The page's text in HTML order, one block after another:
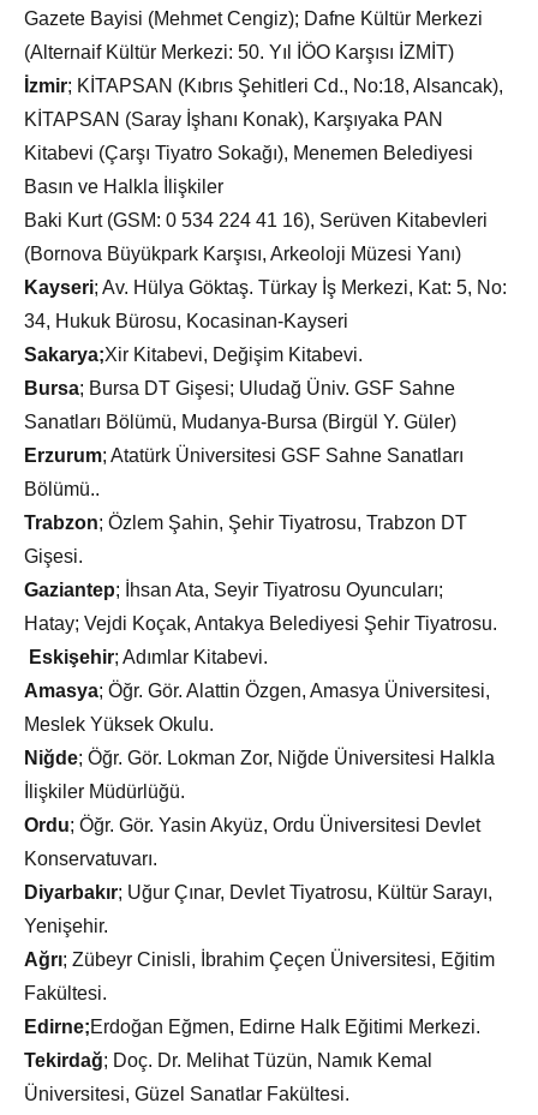
Gazete Bayisi (Mehmet Cengiz); Dafne Kültür Merkezi
(Alternaif Kültür Merkezi: 50. Yıl İÖO Karşısı İZMİT)
İzmir; KİTAPSAN (Kıbrıs Şehitleri Cd., No:18, Alsancak),
KİTAPSAN (Saray İşhanı Konak), Karşıyaka PAN
Kitabevi (Çarşı Tiyatro Sokağı), Menemen Belediyesi
Basın ve Halkla İlişkiler
Baki Kurt (GSM: 0 534 224 41 16), Serüven Kitabevleri
(Bornova Büyükpark Karşısı, Arkeoloji Müzesi Yanı)
Kayseri; Av. Hülya Göktaş. Türkay İş Merkezi, Kat: 5, No:
34, Hukuk Bürosu, Kocasinan-Kayseri
Sakarya;Xir Kitabevi, Değişim Kitabevi.
Bursa; Bursa DT Gişesi; Uludağ Üniv. GSF Sahne
Sanatları Bölümü, Mudanya-Bursa (Birgül Y. Güler)
Erzurum; Atatürk Üniversitesi GSF Sahne Sanatları
Bölümü..
Trabzon; Özlem Şahin, Şehir Tiyatrosu, Trabzon DT
Gişesi.
Gaziantep; İhsan Ata, Seyir Tiyatrosu Oyuncuları;
Hatay; Vejdi Koçak, Antakya Belediyesi Şehir Tiyatrosu.
Eskişehir; Adımlar Kitabevi.
Amasya; Öğr. Gör. Alattin Özgen, Amasya Üniversitesi,
Meslek Yüksek Okulu.
Niğde; Öğr. Gör. Lokman Zor, Niğde Üniversitesi Halkla
İlişkiler Müdürlüğü.
Ordu; Öğr. Gör. Yasin Akyüz, Ordu Üniversitesi Devlet
Konservatuvarı.
Diyarbakır; Uğur Çınar, Devlet Tiyatrosu, Kültür Sarayı,
Yenişehir.
Ağrı; Zübeyr Cinisli, İbrahim Çeçen Üniversitesi, Eğitim
Fakültesi.
Edirne;Erdoğan Eğmen, Edirne Halk Eğitimi Merkezi.
Tekirdağ; Doç. Dr. Melihat Tüzün, Namık Kemal
Üniversitesi, Güzel Sanatlar Fakültesi.